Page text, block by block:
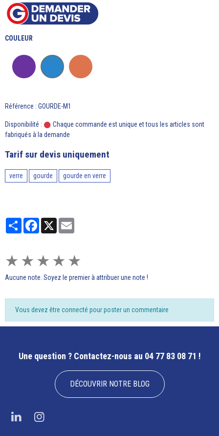
COULEUR
Référence : GOURDE-M1
Disponibilité :
Chaque commande est unique et tous les articles sont
fabriqués à la demande
Tarif sur devis uniquement
verre gourde gourde en verre
PartagerFacebook
X
★ ★ ★ ★ ★
Aucune note. Soyez le premier à attribuer une note !
Vous devez être connecté pour poster un commentaire
Une question ? Contactez-nous au 04 77 83 08 71 !
DÉCOUVRIR NOTRE BLOG